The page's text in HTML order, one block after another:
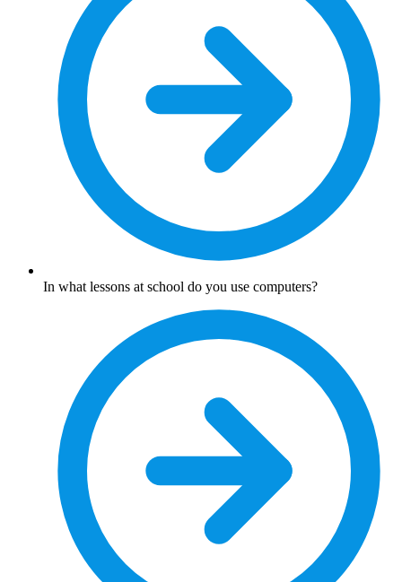
In what lessons at school do you use computers?